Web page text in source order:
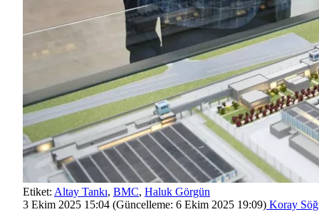
Etiket: Altay Tankı, BMC, Haluk Görgün
3 Ekim 2025 15:04 (Güncelleme: 6 Ekim 2025 19:09) Koray